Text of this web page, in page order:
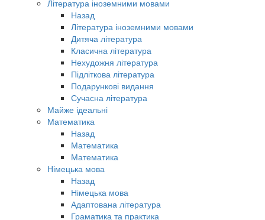
Література іноземними мовами
Назад
Література іноземними мовами
Дитяча література
Класична література
Нехудожня література
Підліткова література
Подарункові видання
Сучасна література
Майже ідеальні
Математика
Назад
Математика
Математика
Німецька мова
Назад
Німецька мова
Адаптована література
Граматика та практика